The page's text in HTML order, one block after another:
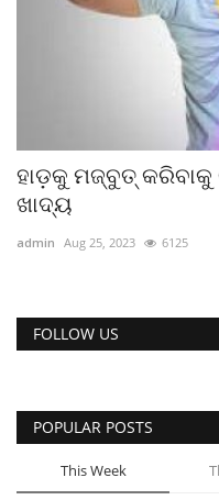
Contact
Gallery
ରାଜନୀତି
ଜାତୀୟ ଖବର
ବିଶେଷ ଖବର
ସ୍ୱାସ୍ଥ୍ୟ ହିଁ ସମ୍ପଦ
ହାଡ଼କୁ ମଜ୍‌ବୁତ୍‌ କରିବାକୁ
ଖାଦ୍ୟ
admin Aug 25, 2023 6125
FOLLOW US
POPULAR POSTS
This Week